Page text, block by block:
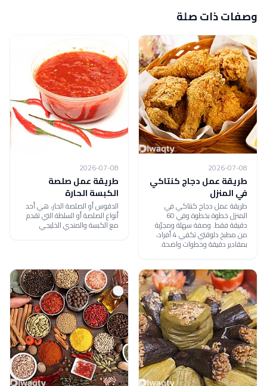
وصفات ذات صلة
2026-07-08
طريقة عمل دجاج كنتاكي
في المنزل
طريقة عمل دجاج كنتاكي في
المنزل خطوة بخطوة وفي 60
دقيقة فقط. وصفة سهلة ومجرّبة
من مطبخ دلوقتي تكفي 4 أفراد،
بمقادير دقيقة وخطوات واضحة.
2026-07-08
طريقة عمل صلصة
الكبسة الحارة
الدقوس أو الصلصة الحار، هي أحد
أنواع الصلصة أو السلطة التي تقدم
مع الكبسة والمندي الخليجي